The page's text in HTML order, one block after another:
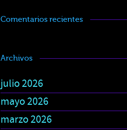
Comentarios recientes
Archivos
julio 2026
mayo 2026
marzo 2026